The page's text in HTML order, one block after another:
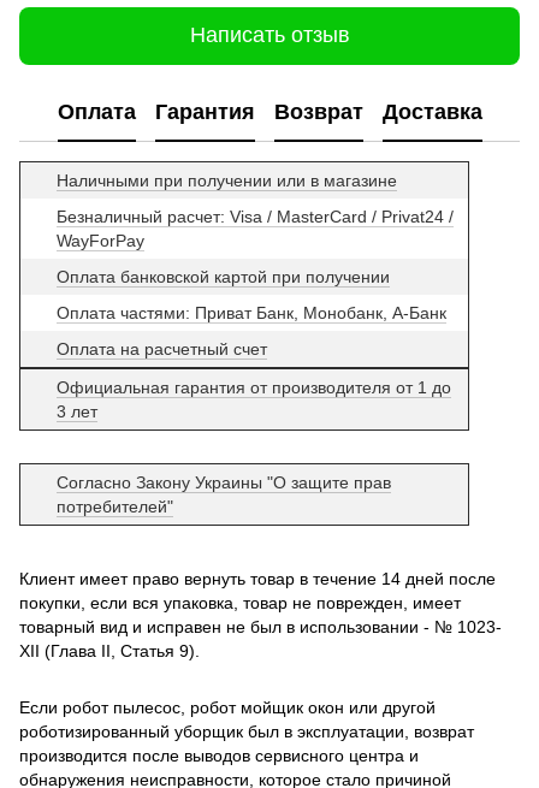
Написать отзыв
Оплата Гарантия Возврат Доставка
Наличными при получении или в магазине
Безналичный расчет: Visa / MasterCard / Privat24 /
WayForPay
Оплата банковской картой при получении
Оплата частями: Приват Банк, Монобанк, А-Банк
Оплата на расчетный счет
Официальная гарантия от производителя от 1 до
3 лет
Согласно Закону Украины "О защите прав
потребителей"
Клиент имеет право вернуть товар в течение 14 дней после
покупки, если вся упаковка, товар не поврежден, имеет
товарный вид и исправен не был в использовании - № 1023-
XII (Глава II, Статья 9).
Если робот пылесос, робот мойщик окон или другой
роботизированный уборщик был в эксплуатации, возврат
производится после выводов сервисного центра и
обнаружения неисправности, которое стало причиной